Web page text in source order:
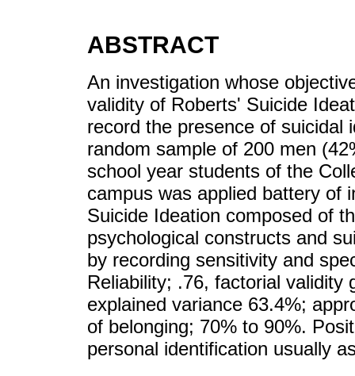
ABSTRACT
An investigation whose
validity of Roberts' Suicide
record the presence of suicidal
random sample of 200 men
school year students of the
campus was applied battery of
Suicide Ideation composed of
psychological constructs and
by recording sensitivity and
Reliability; .76, factorial validity
explained variance 63.4%;
of belonging; 70% to 90%.
personal identification usually